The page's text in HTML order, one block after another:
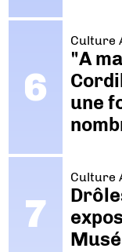
Culture
"A
une
Culture